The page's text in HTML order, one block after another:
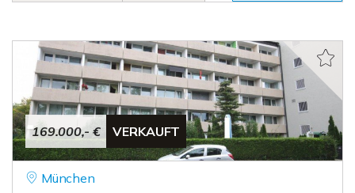
169.000,- € VERKAUFT
München